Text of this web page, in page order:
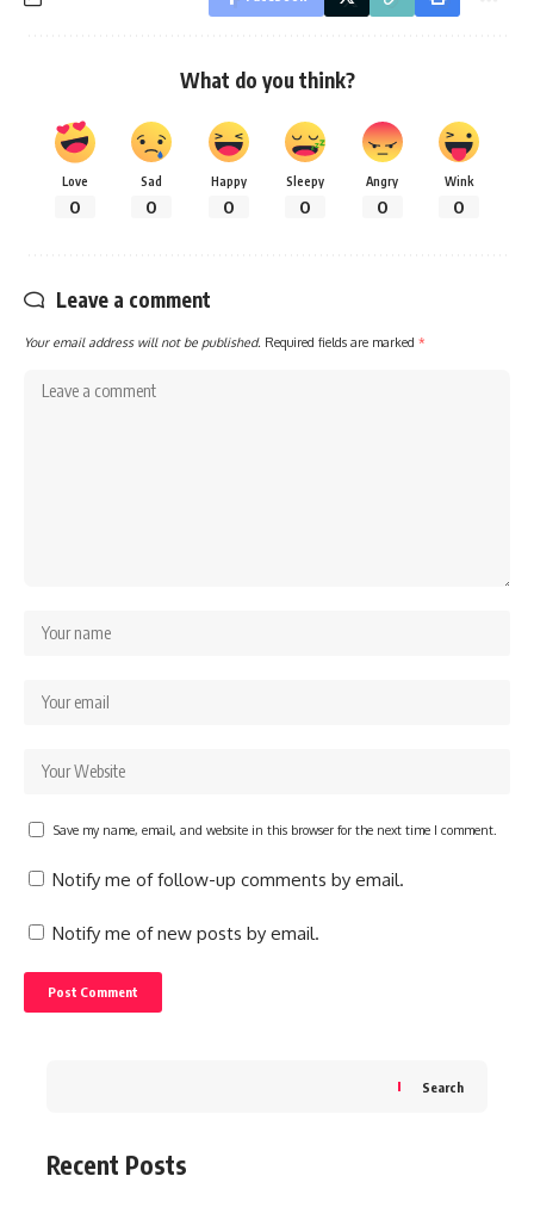
What do you think?
Love
0
Sad
0
Happy
0
Sleepy
0
Angry
0
Wink
0
Leave a comment
Your email address will not be published. Required fields are marked *
Save my name, email, and website in this browser for the next time I comment.
Notify me of follow-up comments by email.
Notify me of new posts by email.
Search
Recent Posts